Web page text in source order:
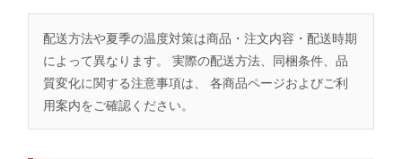
配送方法や夏季の温度対策は商品・注文内容・配送時期
によって異なります。 実際の配送方法、同梱条件、品
質変化に関する注意事項は、 各商品ページおよびご利
用案内をご確認ください。